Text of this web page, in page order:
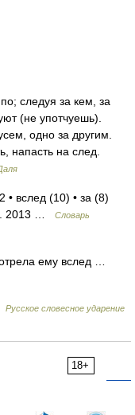
следуя за кем, за
(не употчуешь).
одно за другим.
напасть на след.
вслед (10) • за (8)
2013 …
Словарь
ему вслед …
Русское словесное ударение
18+